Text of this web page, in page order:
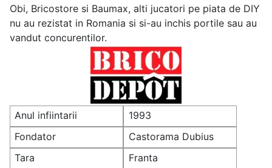
Obi, Bricostore si Baumax, alti jucatori pe piata de DIY
nu au rezistat in Romania si si-au inchis portile sau au
vandut concurentilor.
Anul infiintarii
1993
Fondator
Castorama Dubius
Investments
Tara
Franta